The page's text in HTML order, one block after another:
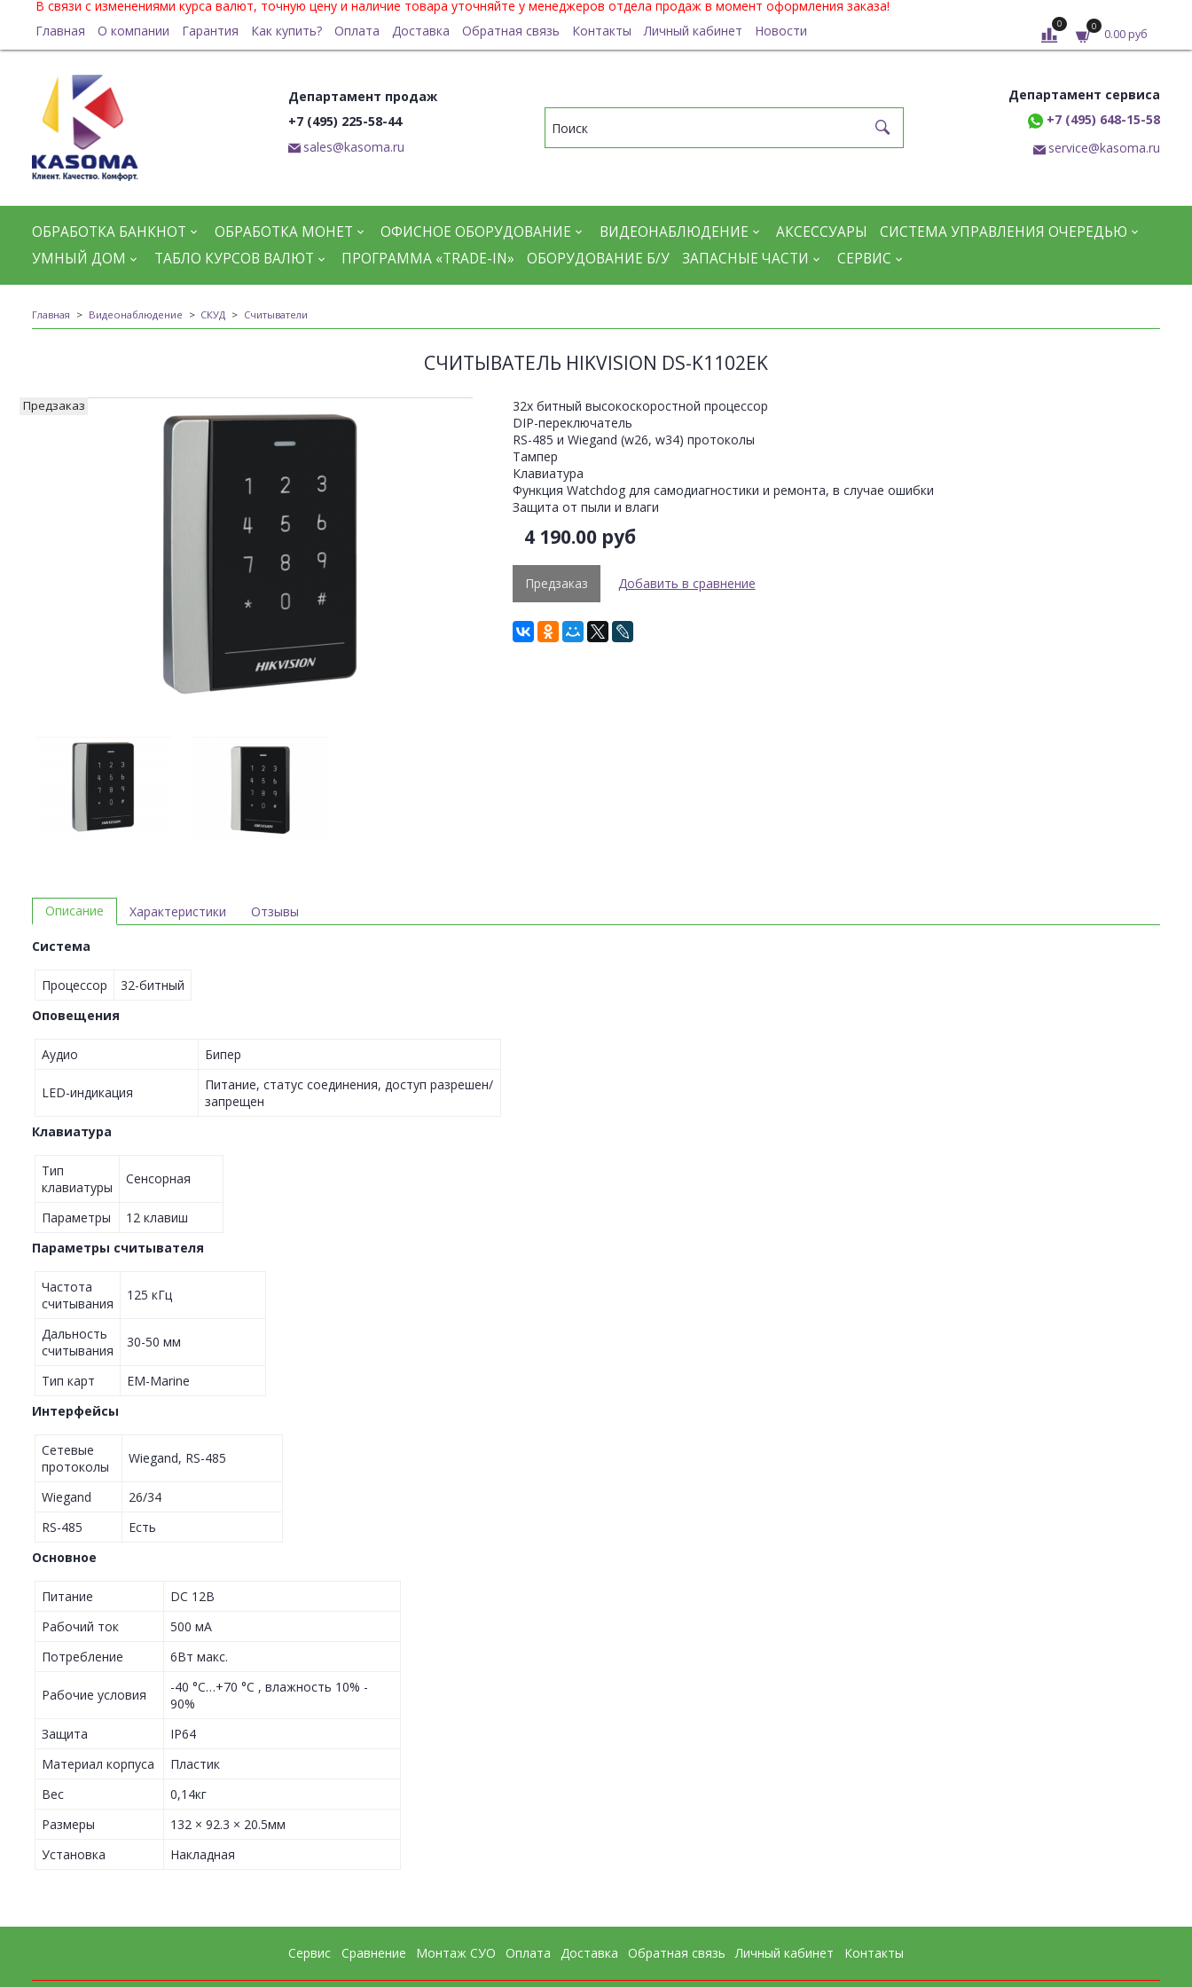
В связи с изменениями курса валют, точную цену и наличие товара уточняйте у менеджеров отдела продаж в момент оформления заказа!
Главная
О компании Гарантия Как купить? Оплата Доставка Обратная связь Контакты Личный кабинет Новости 0 0
0.00 руб
Департамент продаж
+7 (495) 225-58-44
sales@kasoma.ru
Департамент сервиса
+7 (495) 648-15-58
service@kasoma.ru
ОБРАБОТКА БАНКНОТ ОБРАБОТКА МОНЕТ ОФИСНОЕ ОБОРУДОВАНИЕ ВИДЕОНАБЛЮДЕНИЕ АКСЕССУАРЫ
СИСТЕМА УПРАВЛЕНИЯ ОЧЕРЕДЬЮ
УМНЫЙ ДОМ
ТАБЛО КУРСОВ ВАЛЮТ ПРОГРАММА «TRADE-IN» ОБОРУДОВАНИЕ Б/У ЗАПАСНЫЕ ЧАСТИ СЕРВИС
Главная Видеонаблюдение СКУД Считыватели
СЧИТЫВАТЕЛЬ HIKVISION DS-K1102EK
Предзаказ
32х битный высокоскоростной процессор
DIP-переключатель
RS-485 и Wiegand (w26, w34) протоколы
Тампер
Клавиатура
Функция Watchdog для самодиагностики и ремонта, в случае ошибки
Защита от пыли и влаги
4 190.00 руб
Предзаказ Добавить в сравнение
Описание
Система
Процессор
32-битный
Оповещения
Аудио Бипер
LED-индикация
Питание, статус соединения, доступ разрешен/
запрещен
Клавиатура
Тип
клавиатуры
Сенсорная
Параметры
12 клавиш
Параметры считывателя
Частота
считывания
125 кГц
Дальность
считывания
30-50 мм
Тип карт
EM-Marine
Интерфейсы
Сетевые
протоколы
Wiegand, RS-485
Wiegand
26/34
RS-485
Есть
Основное
Питание
DC 12В
Рабочий ток
500 мА
Потребление
6Вт макс.
Рабочие условия
-40 °C…+70 °C , влажность 10% -
90%
Защита
IP64
Материал корпуса
Пластик
Вес
0,14кг
Размеры
132 × 92.3 × 20.5мм
Установка
Накладная
Характеристики Отзывы
Сервис Сравнение Монтаж СУО Оплата Доставка Обратная связь Личный кабинет Контакты